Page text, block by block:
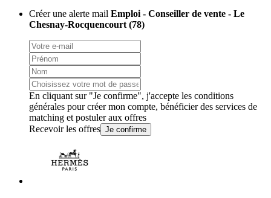
Créer une alerte mail Emploi - Conseiller de vente - Le
Chesnay-Rocquencourt (78)
En cliquant sur "Je confirme", j'accepte les conditions
générales pour créer mon compte, bénéficier des services de
matching et postuler aux offres
Recevoir les offres Je confirme